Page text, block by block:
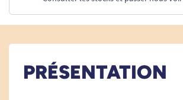
PRÉSENTATION